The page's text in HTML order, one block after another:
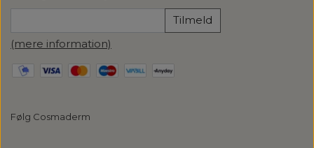
Tilmeld
(mere information)
Følg Cosmaderm